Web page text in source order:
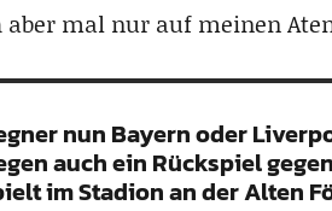
mal nur auf meinen
nun Bayern oder
auch ein Rückspiel
im Stadion an der Alten